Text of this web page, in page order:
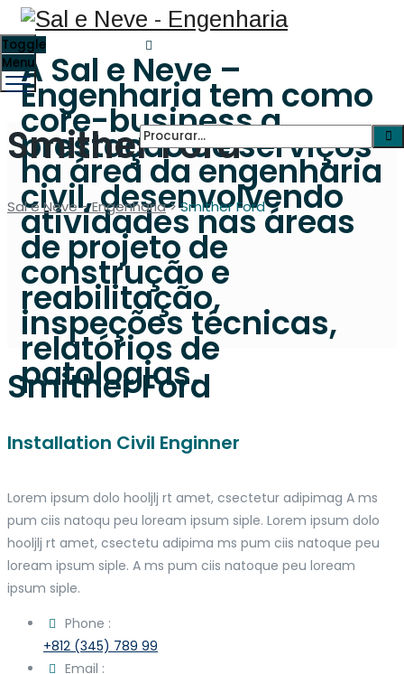
A Sal e Neve –
Engenharia tem como
core-business a
prestação de serviços
na área da engenharia
civil, desenvolvendo
atividades nas áreas
de projeto de
construção e
reabilitação,
inspeções técnicas,
relatórios de
patologias.
Toggle
Menu
Smither Ford
Sal e Neve - Engenharia>Smither Ford
Smither Ford
Installation Civil Enginner
Lorem ipsum dolo hooljlj rt amet, csectetur adipimag A ms
pum ciis natoqu peu loream ipsum siple. Lorem ipsum dolo
hooljlj rt amet, csectetu adipima ms pum ciis natoque peu
loream ipsum siple. A ms pum ciis natoque peu loream
ipsum siple.
Phone :
+812 (345) 789 99
Email :